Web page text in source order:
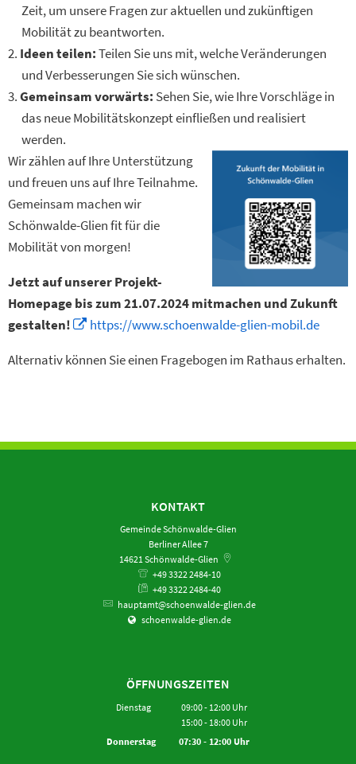
Zeit, um unsere Fragen zur aktuellen und zukünftigen
Mobilität zu beantworten.
Ideen teilen:Teilen Sie uns mit, welche Veränderungen
und Verbesserungen Sie sich wünschen.
Gemeinsam vorwärts: Sehen Sie, wie Ihre Vorschläge in
das neue Mobilitätskonzept einfließen und realisiert
werden.
Wir zählen auf Ihre Unterstützung
und freuen uns auf Ihre Teilnahme.
Gemeinsam machen wir
Schönwalde-Glien fit für die
Mobilität von morgen!
Jetzt auf unserer Projekt-
Homepage bis zum 21.07.2024 mitmachen und Zukunft
gestalten!
https://www.schoenwalde-glien-mobil.de
Alternativ können Sie einen Fragebogen im Rathaus erhalten.
KONTAKT
Gemeinde Schönwalde-Glien
Berliner Allee 7
14621Schönwalde-Glien
+49 3322 2484-10
+49 3322 2484-40
hauptamt@schoenwalde-glien.de
schoenwalde-glien.de
ÖFFNUNGSZEITEN
Dienstag 09:00- 12:00Uhr
Von 09:00 bis 12:00 Uhr
15:00- 18:00Uhr
Von 15:00 bis 18:00 Uhr
Donnerstag 07:30- 12:00Uhr